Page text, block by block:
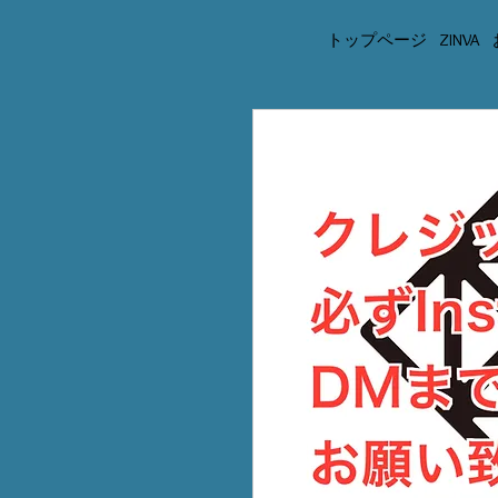
トップページ ZINVA